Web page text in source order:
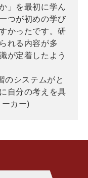
」を最初に学ん
つが初めの学び
かったです。研
れる内容が多
が定着したよう
のシステムがと
自分の考えを具
カー)